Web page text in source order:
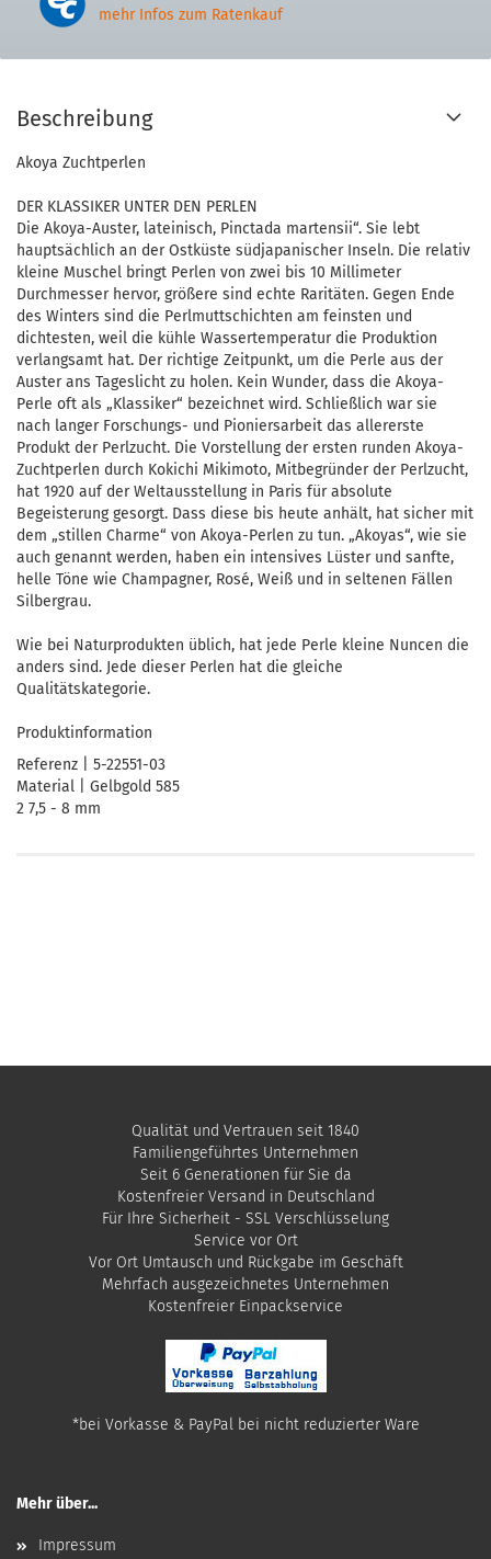
mehr Infos zum Ratenkauf
Beschreibung
Akoya Zuchtperlen
DER KLASSIKER UNTER DEN PERLEN
Die Akoya-Auster, lateinisch, Pinctada martensii“. Sie lebt
hauptsächlich an der Ostküste südjapanischer Inseln. Die relativ
kleine Muschel bringt Perlen von zwei bis 10 Millimeter
Durchmesser hervor, größere sind echte Raritäten. Gegen Ende
des Winters sind die Perlmuttschichten am feinsten und
dichtesten, weil die kühle Wassertemperatur die Produktion
verlangsamt hat. Der richtige Zeitpunkt, um die Perle aus der
Auster ans Tageslicht zu holen. Kein Wunder, dass die Akoya-
Perle oft als „Klassiker“ bezeichnet wird. Schließlich war sie
nach langer Forschungs- und Pioniersarbeit das allererste
Produkt der Perlzucht. Die Vorstellung der ersten runden Akoya-
Zuchtperlen durch Kokichi Mikimoto, Mitbegründer der Perlzucht,
hat 1920 auf der Weltausstellung in Paris für absolute
Begeisterung gesorgt. Dass diese bis heute anhält, hat sicher mit
dem „stillen Charme“ von Akoya-Perlen zu tun. „Akoyas“, wie sie
auch genannt werden, haben ein intensives Lüster und sanfte,
helle Töne wie Champagner, Rosé, Weiß und in seltenen Fällen
Silbergrau.
Wie bei Naturprodukten üblich, hat jede Perle kleine Nuncen die
anders sind. Jede dieser Perlen hat die gleiche
Qualitätskategorie.
Produktinformation
Referenz | 5-22551-03
Material | Gelbgold 585
2 7,5 - 8 mm
Qualität und Vertrauen seit 1840
Familiengeführtes Unternehmen
Seit 6 Generationen für Sie da
Kostenfreier Versand in Deutschland
Für Ihre Sicherheit - SSL Verschlüsselung
Service vor Ort
Vor Ort Umtausch und Rückgabe im Geschäft
Mehrfach ausgezeichnetes Unternehmen
​Kostenfreier Einpackservice
*bei Vorkasse & PayPal bei nicht reduzierter Ware
Mehr über...
Impressum